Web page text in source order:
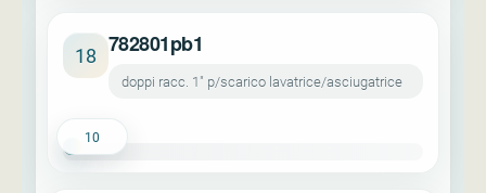
18 782801pb1
doppi racc. 1" p/scarico lavatrice/asciugatrice
10